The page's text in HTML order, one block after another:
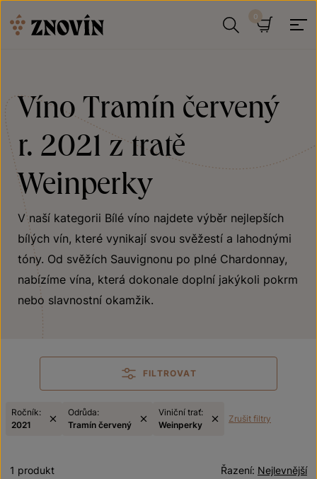
Víno Tramín červený
r. 2021 z tratě
Weinperky
V naší kategorii Bílé víno najdete výběr nejlepších
bílých vín, které vynikají svou svěžestí a lahodnými
tóny. Od svěžích Sauvignonu po plné Chardonnay,
nabízíme vína, která dokonale doplní jakýkoli pokrm
nebo slavnostní okamžik.
FILTROVAT
Ročník:
2021
Odrůda:
Tramín červený
Viniční trať:
Weinperky
Zrušit filtry
Nejlevnější
Řazení:
1 produkt